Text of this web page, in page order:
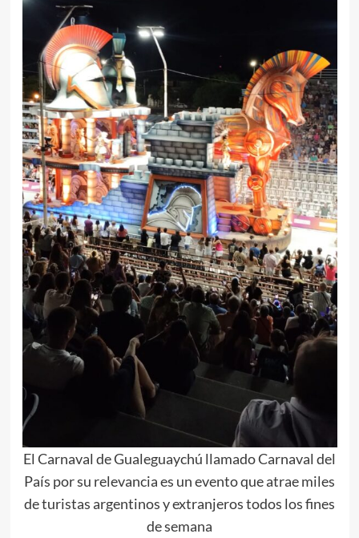
El Carnaval de Gualeguaychú llamado Carnaval del
País por su relevancia es un evento que atrae miles
de turistas argentinos y extranjeros todos los fines
de semana